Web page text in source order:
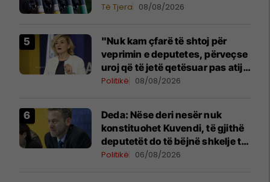
Të Tjera 08/08/2026
"Nuk kam çfarë të shtoj për
veprimin e deputetes, përveçse
uroj që të jetë qetësuar pas atij
momenti", reagon Kusari-Lila
Politikë 08/08/2026
Deda: Nëse deri nesër nuk
konstituohet Kuvendi, të gjithë
deputetët do të bëjnë shkelje të
rëndë kushtetuese
Politikë 06/08/2026